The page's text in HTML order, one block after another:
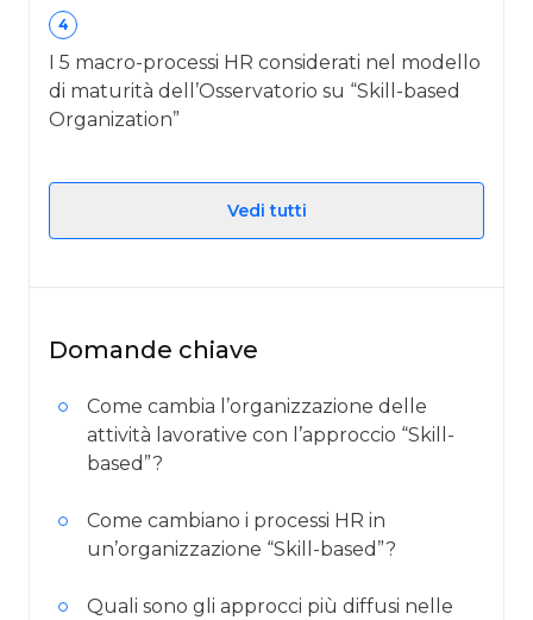
4
I 5 macro-processi HR considerati nel modello
di maturità dell’Osservatorio su “Skill-based
Organization”
Vedi tutti
Domande chiave
Come cambia l’organizzazione delle
attività lavorative con l’approccio “Skill-
based”?
Come cambiano i processi HR in
un’organizzazione “Skill-based”?
Quali sono gli approcci più diffusi nelle